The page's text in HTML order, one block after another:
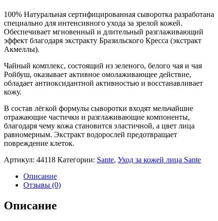
100% Натуральная сертифицированная сыворотка разработана
специально для интенсивного ухода за зрелой кожей.
Обеспечивает мгновенный и длительный разглаживающий
эффект благодаря экстракту Бразильского Кресса (экстракт
Акмеллы).
Чайный комплекс, состоящий из зеленого, белого чая и чая
Ройбуш, оказывает активное омолаживающее действие,
обладает антиоксидантной активностью и восстанавливает
кожу.
В состав лёгкой формулы сыворотки входят мельчайшие
отражающие частички и разглаживающие компоненты,
благодаря чему кожа становится эластичной, а цвет лица
равномерным. Экстракт водорослей предотвращает
повреждение клеток.
Артикул: 44118 Категории: Sante, Уход за кожей лица Sante
Описание
Отзывы (0)
Описание